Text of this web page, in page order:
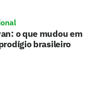
o que mudou em
brasileiro